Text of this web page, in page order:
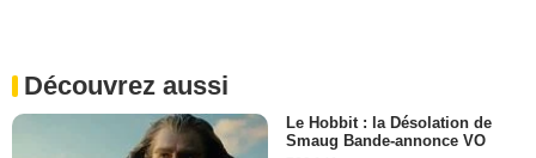
12:28
Découvrez aussi
Le Hobbit : la Désolation de
Smaug Bande-annonce VO